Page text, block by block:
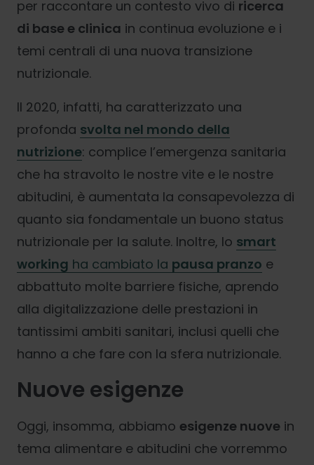
per raccontare un contesto vivo di ricerca
di base e clinica in continua evoluzione e i
temi centrali di una nuova transizione
nutrizionale.
Il 2020, infatti, ha caratterizzato una
profonda svolta nel mondo della
nutrizione: complice l’emergenza sanitaria
che ha stravolto le nostre vite e le nostre
abitudini, è aumentata la consapevolezza di
quanto sia fondamentale un buono status
nutrizionale per la salute. Inoltre, lo smart
working ha cambiato la pausa pranzo e
abbattuto molte barriere fisiche, aprendo
alla digitalizzazione delle prestazioni in
tantissimi ambiti sanitari, inclusi quelli che
hanno a che fare con la sfera nutrizionale.
Nuove esigenze
Oggi, insomma, abbiamo esigenze nuove in
tema alimentare e abitudini che vorremmo